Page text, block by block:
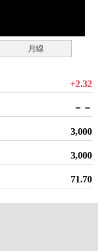
月線
+2.32
－－
3,000
3,000
71.70